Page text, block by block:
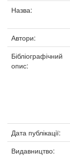
Назва:
Автори:
Бібліографічний
опис:
Дата публікації:
Видавництво: